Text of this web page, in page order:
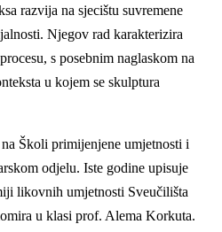
razvija na sjecištu suvremene
Njegov rad karakterizira
s posebnim naglaskom na
u kojem se skulptura
Školi primijenjene umjetnosti i
odjelu. Iste godine upisuje
likovnih umjetnosti Sveučilišta
u klasi prof. Alema Korkuta.